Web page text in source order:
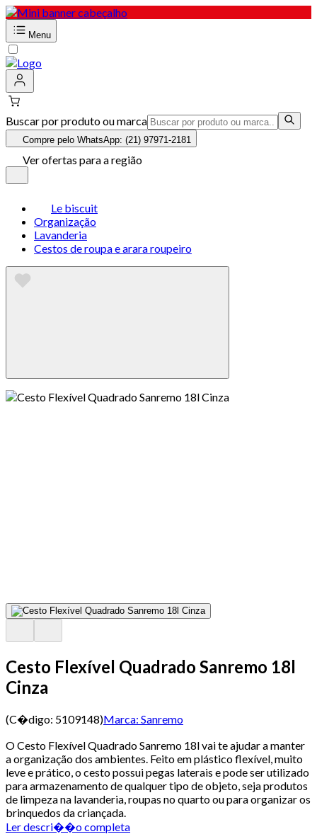
Menu
Buscar por produto ou marca
Compre pelo WhatsApp: (21) 97971-2181
Ver ofertas para a região
Le biscuit
Organização
Lavanderia
Cestos de roupa e arara roupeiro
Cesto Flexível Quadrado Sanremo 18l
Cinza
(C�digo: 5109148)Marca: Sanremo
O Cesto Flexível Quadrado Sanremo 18l vai te ajudar a manter
a organização dos ambientes. Feito em plástico flexível, muito
leve e prático, o cesto possui pegas laterais e pode ser utilizado
para armazenamento de qualquer tipo de objeto, seja produtos
de limpeza na lavanderia, roupas no quarto ou para organizar os
brinquedos da criançada.
Ler descri��o completa